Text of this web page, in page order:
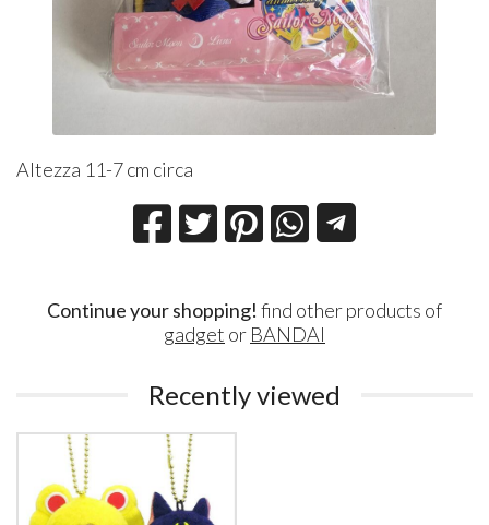
Altezza 11-7 cm circa
Continue your shopping! find other products of
gadget or BANDAI
Recently viewed